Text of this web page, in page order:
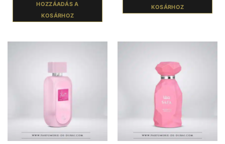
HOZZÁADÁS A
KOSÁRHOZ
KOSÁRHOZ